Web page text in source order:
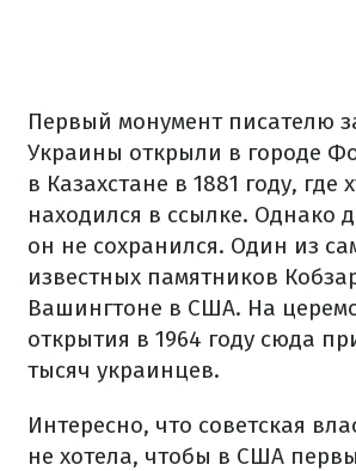
Первый монумент писателю
Украины открыли в городе
в Казахстане в 1881 году, где
находился в ссылке. Однако
он не сохранился. Один из
известных памятников
Вашингтоне в США. На
открытия в 1964 году сюда
тысяч украинцев.
Интересно, что советская
не хотела, чтобы в США